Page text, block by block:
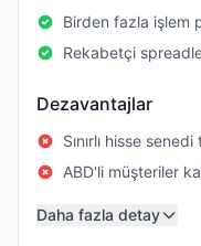
Birden fazla işlem
Rekabetçi
Dezavantajlar
Sınırlı hisse
ABD'li müşteriler
Daha fazla detay